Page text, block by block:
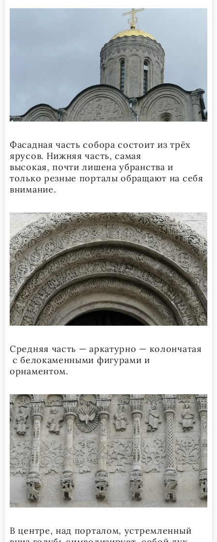
Фасадная часть собора состоит из трёх
ярусов. Нижняя часть, самая
высокая, почти лишена убранства и
только резные порталы обращают на себя
внимание.
Средняя часть — аркатурно — колончатая
с белокаменными фигурами и
орнаментом.
В центре, над порталом, устремленный